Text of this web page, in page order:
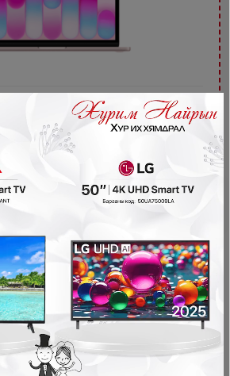
Apple MacBook Neo 13-inch A18 Pro MHFD4ZA/A